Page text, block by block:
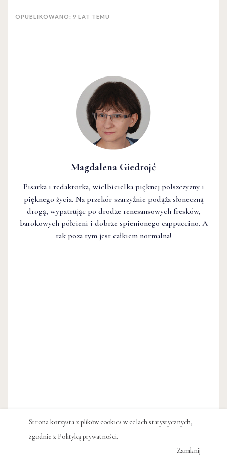
Magdalena Giedrojć
Pisarka i redaktorka, wielbicielka pięknej polszczyzny i
pięknego życia. Na przekór szarzyźnie podąża słoneczną
drogą, wypatrując po drodze renesansowych fresków,
barokowych półcieni i dobrze spienionego cappuccino. A
tak poza tym jest całkiem normalna!
OPUBLIKOWANO: 9 LAT TEMU
Strona korzysta z plików cookies w celach statystycznych,
zgodnie z Polityką prywatności.
Zamknij